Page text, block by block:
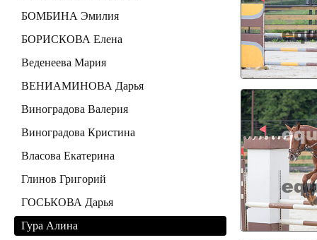
БОМБИНА Эмилия
БОРИСКОВА Елена
Веденеева Мария
ВЕНИАМИНОВА Дарья
Виноградова Валерия
Виноградова Кристина
Власова Екатерина
Глинов Григорий
ГОСЬКОВА Дарья
Гура Алина